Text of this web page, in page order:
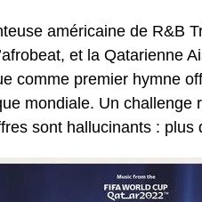
américaine de R&B
et la Qatarienne
comme premier hymne
mondiale. Un
sont hallucinants : plus